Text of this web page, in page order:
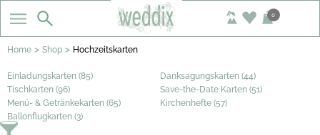
0
Home > Shop > Hochzeitskarten
Einladungskarten (85)
Danksagungskarten (44)
Tischkarten (96)
Save-the-Date Karten (51)
Menü- & Getränkekarten (65)
Kirchenhefte (57)
Ballonflugkarten (3)